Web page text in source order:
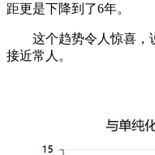
距更是下降到了6年。
这个趋势令人惊喜，
接近常人。